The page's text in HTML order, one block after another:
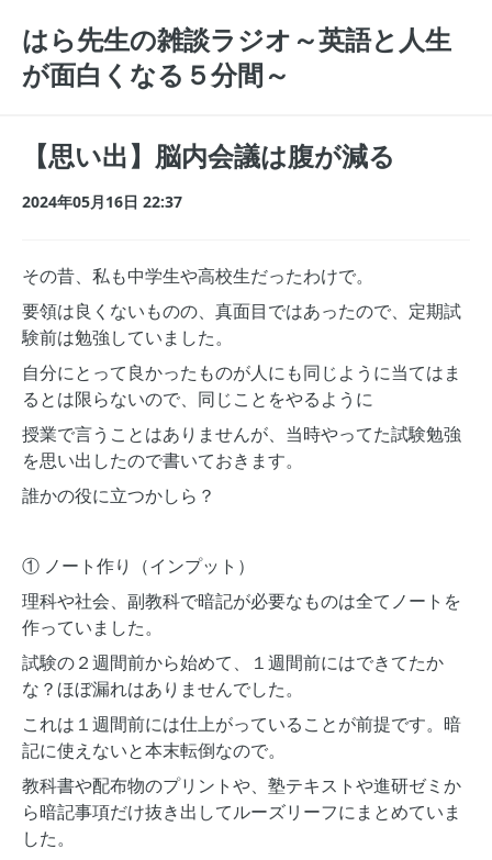
はら先生の雑談ラジオ～英語と人生
が面白くなる５分間～
【思い出】脳内会議は腹が減る
2024年05月16日 22:37
その昔、私も中学生や高校生だったわけで。
要領は良くないものの、真面目ではあったので、定期試
験前は勉強していました。
自分にとって良かったものが人にも同じように当てはま
るとは限らないので、同じことをやるように
授業で言うことはありませんが、当時やってた試験勉強
を思い出したので書いておきます。
誰かの役に立つかしら？
① ノート作り（インプット）
理科や社会、副教科で暗記が必要なものは全てノートを
作っていました。
試験の２週間前から始めて、１週間前にはできてたか
な？ほぼ漏れはありませんでした。
これは１週間前には仕上がっていることが前提です。暗
記に使えないと本末転倒なので。
教科書や配布物のプリントや、塾テキストや進研ゼミか
ら暗記事項だけ抜き出してルーズリーフにまとめていま
した。